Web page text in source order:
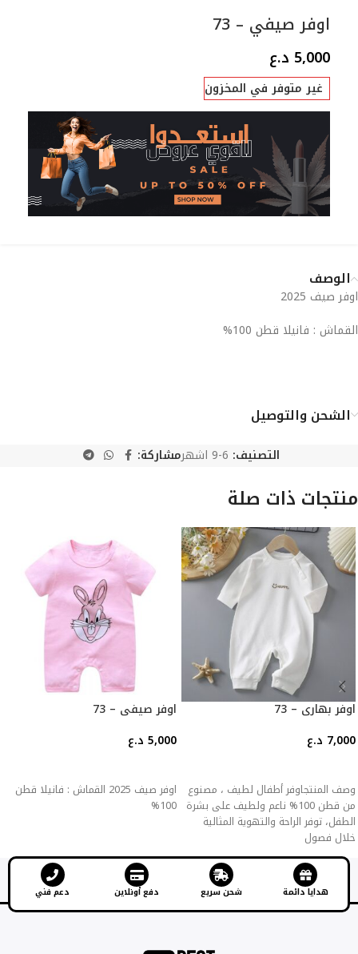
اوفر صيفي – 73
5,000 د.ع
غير متوفر في المخزون
الوصف
اوفر صيف 2025
القماش : فانيلا قطن 100%
الشحن والتوصيل
التصنيف: 6-9 اشهر مشاركة:
منتجات ذات صلة
اوفر بهاري – 73
7,000 د.ع
وصف المنتجاوفر أطفال لطيف ، مصنوع
من قطن 100% ناعم ولطيف على بشرة
الطفل، توفر الراحة والتهوية المثالية
خلال فصول
اوفر صيفي – 73
5,000 د.ع
اوفر صيف 2025 القماش : فانيلا قطن
100%
هدايا دائمة شحن سريع دفع أونلاين دعم فني